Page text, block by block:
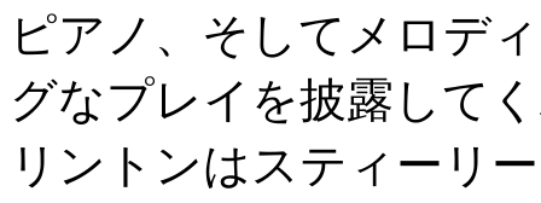
ピアノ、そしてメロデ
グなプレイを披露して
リントンはスティーリ